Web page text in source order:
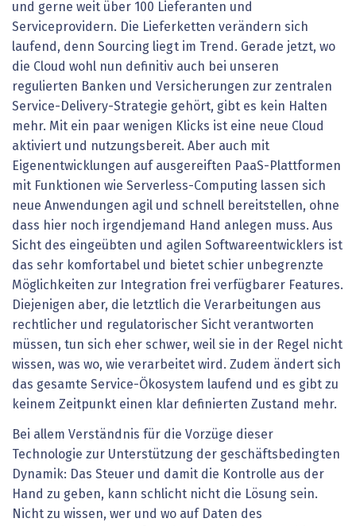
und gerne weit über 100 Lieferanten und
Serviceprovidern. Die Lieferketten verändern sich
laufend, denn Sourcing liegt im Trend. Gerade jetzt, wo
die Cloud wohl nun definitiv auch bei unseren
regulierten Banken und Versicherungen zur zentralen
Service-Delivery-Strategie gehört, gibt es kein Halten
mehr. Mit ein paar wenigen Klicks ist eine neue Cloud
aktiviert und nutzungsbereit. Aber auch mit
Eigenentwicklungen auf ausgereiften PaaS-Plattformen
mit Funktionen wie Serverless-Computing lassen sich
neue Anwendungen agil und schnell bereitstellen, ohne
dass hier noch irgendjemand Hand anlegen muss. Aus
Sicht des eingeübten und agilen Softwareentwicklers ist
das sehr komfortabel und bietet schier unbegrenzte
Möglichkeiten zur Integration frei verfügbarer Features.
Diejenigen aber, die letztlich die Verarbeitungen aus
rechtlicher und regulatorischer Sicht verantworten
müssen, tun sich eher schwer, weil sie in der Regel nicht
wissen, was wo, wie verarbeitet wird. Zudem ändert sich
das gesamte Service-Ökosystem laufend und es gibt zu
keinem Zeitpunkt einen klar definierten Zustand mehr.
Bei allem Verständnis für die Vorzüge dieser
Technologie zur Unterstützung der geschäftsbedingten
Dynamik: Das Steuer und damit die Kon­trolle aus der
Hand zu geben, kann schlicht nicht die Lösung sein.
Nicht zu wissen, wer und wo auf Daten des